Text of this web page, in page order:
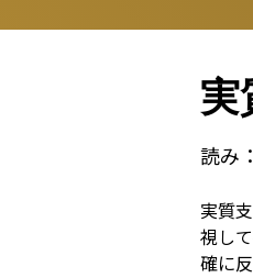
実
読み：
実質
視し
確に